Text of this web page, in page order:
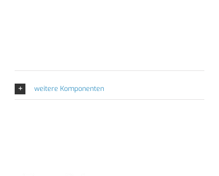
weitere Komponenten